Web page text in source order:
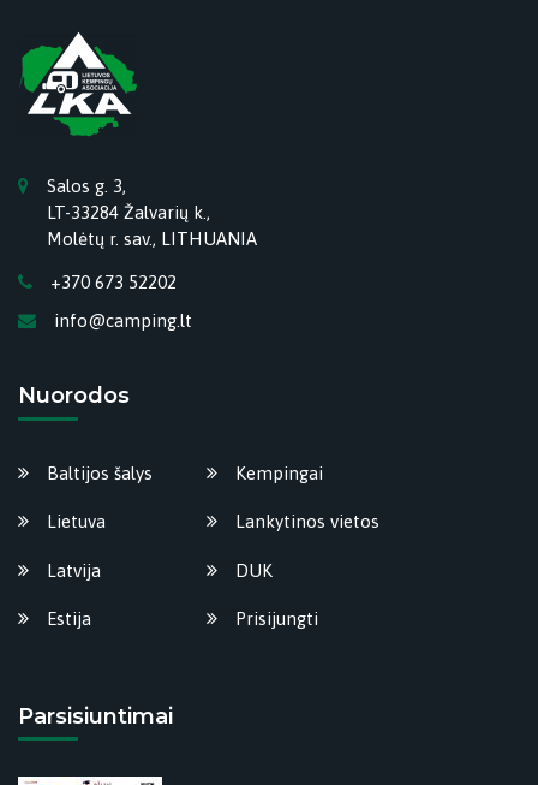
Salos g. 3,
LT-33284 Žalvarių k.,
Molėtų r. sav., LITHUANIA
+370 673 52202
info@camping.lt
Nuorodos
Baltijos šalys
Lietuva
Latvija
Estija
Kempingai
Lankytinos vietos
DUK
Prisijungti
Parsisiuntimai